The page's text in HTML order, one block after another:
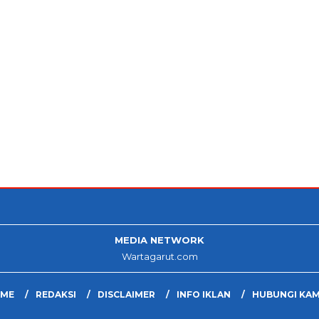
MEDIA NETWORK
Wartagarut.com
REDAKSI DISCLAIMER INFO IKLAN HUBUNGI